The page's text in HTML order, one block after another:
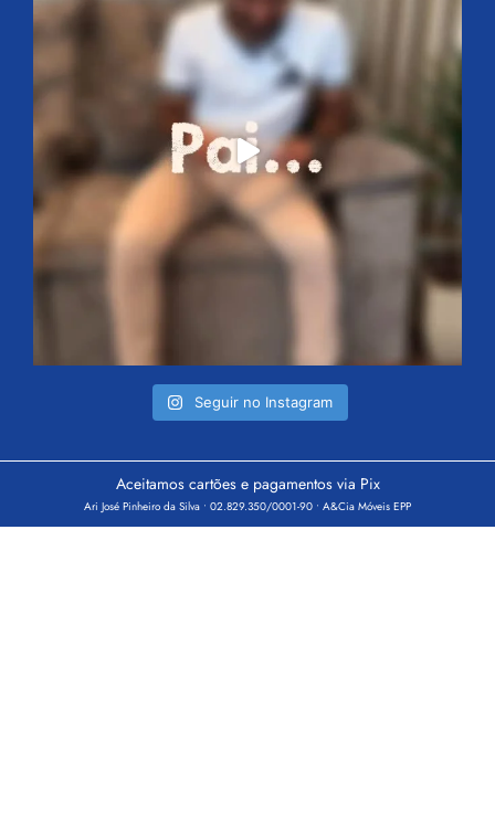
Seguir no Instagram
Aceitamos cartões e pagamentos via Pix
Ari José Pinheiro da Silva • 02.829.350/0001-90 • A&Cia Móveis EPP